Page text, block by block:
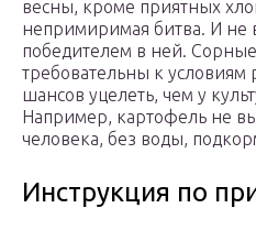
весны, кроме приятных
непримиримая битва. И не
победителем в ней.
требовательны к условиям
шансов уцелеть, чем у
Например, картофель не
человека, без воды,
Инструкция по